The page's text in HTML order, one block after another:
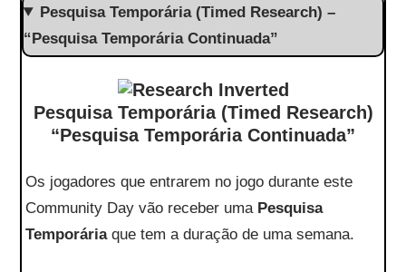
Pesquisa Temporária (Timed Research) –
“Pesquisa Temporária Continuada”
Pesquisa Temporária (Timed Research)
“Pesquisa Temporária Continuada”
Os jogadores que entrarem no jogo durante este
Community Day vão receber uma Pesquisa
Temporáriaque tem a duração de uma semana.